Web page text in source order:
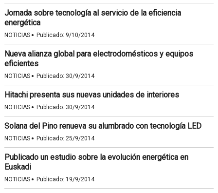
Jornada sobre tecnología al servicio de la eficiencia
energética
NOTICIAS · Publicado: 9/10/2014
Nueva alianza global para electrodomésticos y equipos
eficientes
NOTICIAS · Publicado: 30/9/2014
Hitachi presenta sus nuevas unidades de interiores
NOTICIAS · Publicado: 30/9/2014
Solana del Pino renueva su alumbrado con tecnología LED
NOTICIAS · Publicado: 25/9/2014
Publicado un estudio sobre la evolución energética en
Euskadi
NOTICIAS · Publicado: 19/9/2014